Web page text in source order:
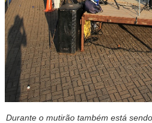
Durante o mutirão também está